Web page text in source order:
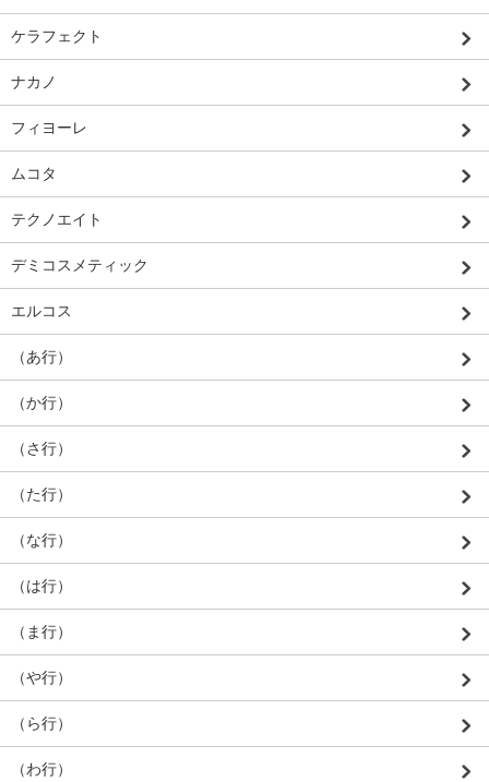
ケラフェクト
ナカノ
フィヨーレ
ムコタ
テクノエイト
デミコスメティック
エルコス
（あ行）
（か行）
（さ行）
（た行）
（な行）
（は行）
（ま行）
（や行）
（ら行）
（わ行）